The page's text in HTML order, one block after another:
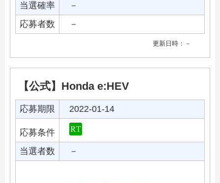
当選確率
－
応募者数
－
更新日時：－
【公式】Honda e:HEV
応募期限 2022-01-14
応募条件
当選者数
－